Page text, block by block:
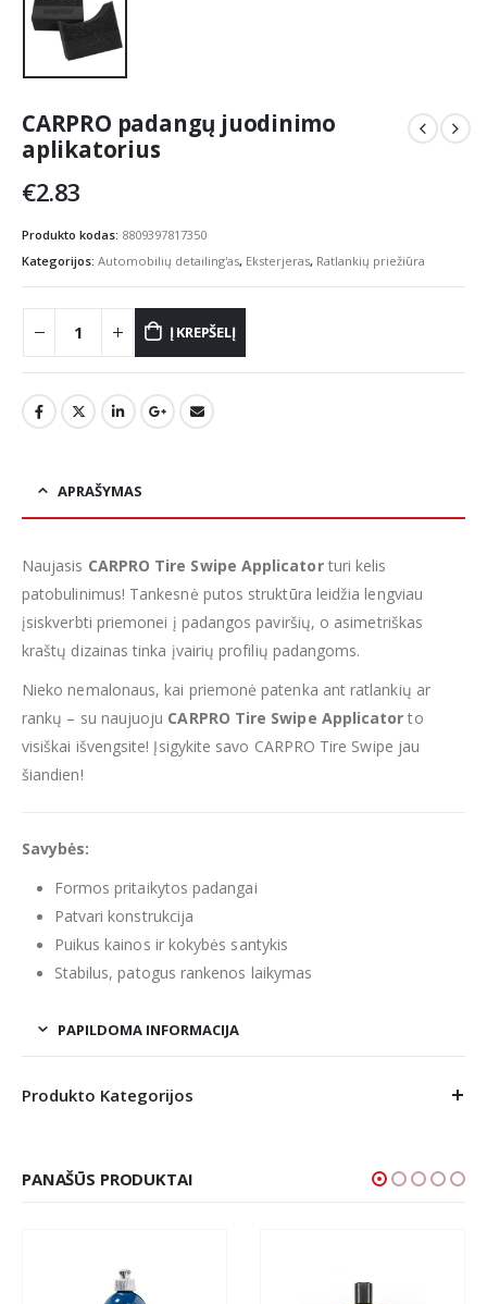
CARPRO padangų juodinimo
aplikatorius
€2.83
Produkto kodas: 8809397817350
Kategorijos: Automobilių detailing'as, Eksterjeras, Ratlankių priežiūra
Į KREPŠELĮ
APRAŠYMAS
Naujasis CARPRO Tire Swipe Applicatorturi kelis
patobulinimus! Tankesnė putos struktūra leidžia lengviau
įsiskverbti priemonei į padangos paviršių, o asimetriškas
kraštų dizainas tinka įvairių profilių padangoms.
Nieko nemalonaus, kai priemonė patenka ant ratlankių ar
rankų – su naujuoju CARPRO Tire Swipe Applicator to
visiškai išvengsite! Įsigykite savo CARPRO Tire Swipe jau
šiandien!
Savybės:
Formos pritaikytos padangai
Patvari konstrukcija
Puikus kainos ir kokybės santykis
Stabilus, patogus rankenos laikymas
PAPILDOMA INFORMACIJA
Produkto Kategorijos
PANAŠŪS PRODUKTAI